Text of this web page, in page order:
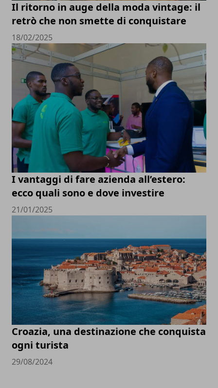
Il ritorno in auge della moda vintage: il
retrò che non smette di conquistare
18/02/2025
I vantaggi di fare azienda all’estero:
ecco quali sono e dove investire
21/01/2025
Croazia, una destinazione che conquista
ogni turista
29/08/2024